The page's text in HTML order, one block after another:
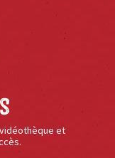
et